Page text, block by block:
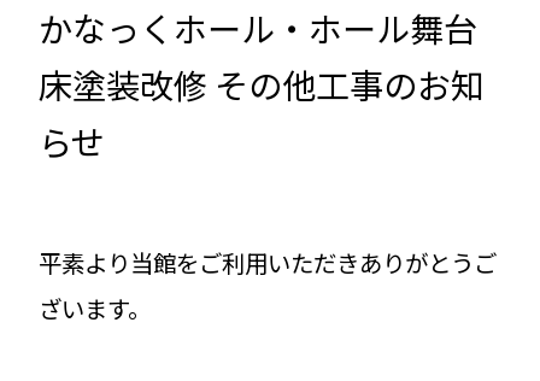
かなっくホール・ホール舞台
床塗装改修 その他工事のお知
らせ
平素より当館をご利用いただきありがとうご
ざいます。